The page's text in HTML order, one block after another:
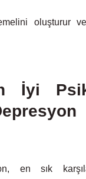
oluşturur
İyi
en sık